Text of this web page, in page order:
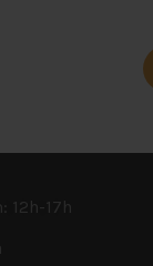
12h-17h